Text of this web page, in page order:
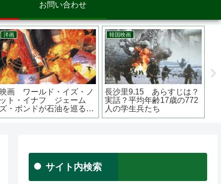
お問い合わせ
邦画
Ａｒｃ アーク あらすじ
は？原作は？監督は？ 芳根
京子主演
洋画
シンクロニック あらすじ
は？原作は？主演は？ドラ
ッグでタイムトラベル
サイト内検索